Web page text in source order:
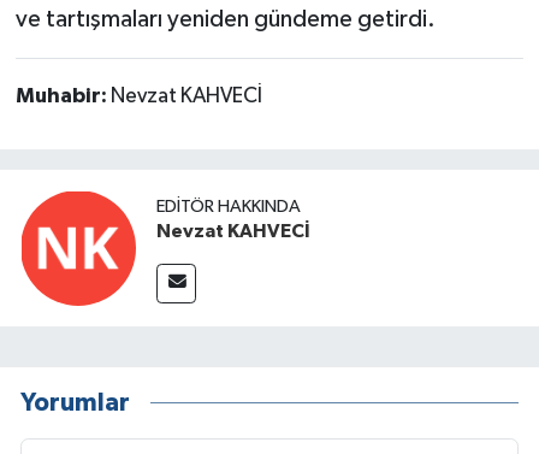
ve tartışmaları yeniden gündeme getirdi.
Muhabir: Nevzat KAHVECİ
EDITÖR HAKKINDA
Nevzat KAHVECİ
Yorumlar